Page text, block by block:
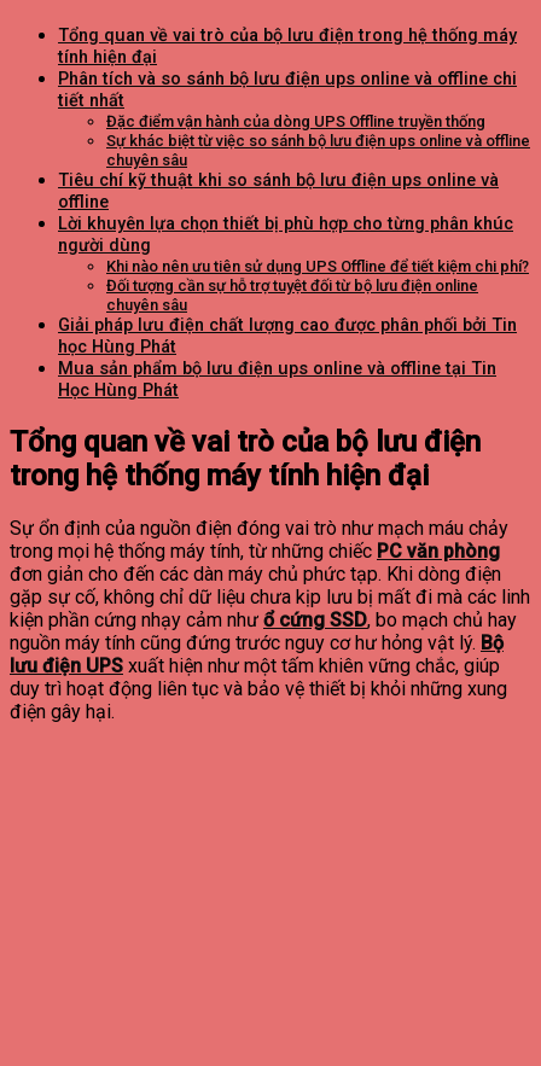
Tổng quan về vai trò của bộ lưu điện trong hệ thống máy
tính hiện đại
Phân tích và so sánh bộ lưu điện ups online và offline chi
tiết nhất
Đặc điểm vận hành của dòng UPS Offline truyền thống
Sự khác biệt từ việc so sánh bộ lưu điện ups online và offline
chuyên sâu
Tiêu chí kỹ thuật khi so sánh bộ lưu điện ups online và
offline
Lời khuyên lựa chọn thiết bị phù hợp cho từng phân khúc
người dùng
Khi nào nên ưu tiên sử dụng UPS Offline để tiết kiệm chi phí?
Đối tượng cần sự hỗ trợ tuyệt đối từ bộ lưu điện online
chuyên sâu
Giải pháp lưu điện chất lượng cao được phân phối bởi Tin
học Hùng Phát
Mua sản phẩm bộ lưu điện ups online và offline tại Tin
Học Hùng Phát
Tổng quan về vai trò của bộ lưu điện
trong hệ thống máy tính hiện đại
Sự ổn định của nguồn điện đóng vai trò như mạch máu chảy
trong mọi hệ thống máy tính, từ những chiếc PC văn phòng
đơn giản cho đến các dàn máy chủ phức tạp. Khi dòng điện
gặp sự cố, không chỉ dữ liệu chưa kịp lưu bị mất đi mà các linh
kiện phần cứng nhạy cảm như ổ cứng SSD, bo mạch chủ hay
nguồn máy tính cũng đứng trước nguy cơ hư hỏng vật lý. Bộ
lưu điện UPS xuất hiện như một tấm khiên vững chắc, giúp
duy trì hoạt động liên tục và bảo vệ thiết bị khỏi những xung
điện gây hại.